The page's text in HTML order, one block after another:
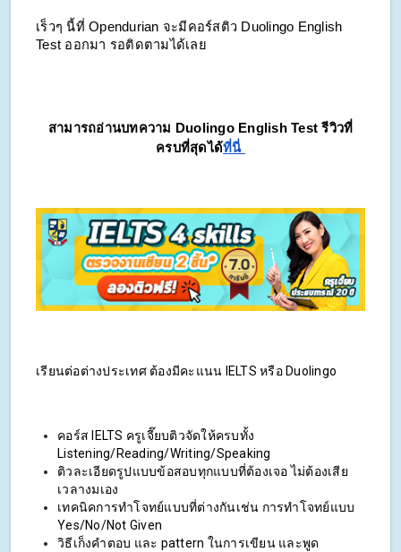
เร็วๆ นี้ที่ Opendurian จะมีคอร์สติว Duolingo English
Test ออกมา รอติดตามได้เลย
สามารถอ่านบทความ Duolingo English Test รีวิวที่
ครบที่สุดได้ที่นี่
เรียนต่อต่างประเทศ ต้องมีคะแนน IELTS หรือ Duolingo
คอร์ส IELTS ครูเจี๊ยบติวจัดให้ครบทั้ง
Listening/Reading/Writing/Speaking
ติวละเอียดรูปแบบข้อสอบทุกแบบที่ต้องเจอ ไม่ต้องเสีย
เวลางมเอง
เทคนิคการทำโจทย์แบบที่ต่างกันเช่น การทำโจทย์แบบ
Yes/No/Not Given
วิธีเก็งคำตอบ และ pattern ในการเขียน และพูด